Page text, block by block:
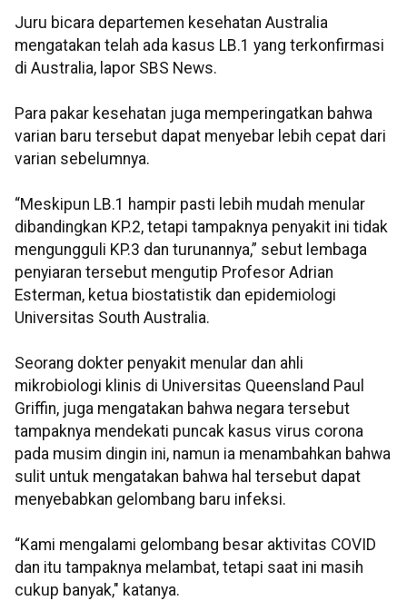
Juru bicara departemen kesehatan Australia
mengatakan telah ada kasus LB.1 yang terkonfirmasi
di Australia, lapor SBS News.
Para pakar kesehatan juga memperingatkan bahwa
varian baru tersebut dapat menyebar lebih cepat dari
varian sebelumnya.
“Meskipun LB.1 hampir pasti lebih mudah menular
dibandingkan KP.2, tetapi tampaknya penyakit ini tidak
mengungguli KP.3 dan turunannya,” sebut lembaga
penyiaran tersebut mengutip Profesor Adrian
Esterman, ketua biostatistik dan epidemiologi
Universitas South Australia.
Seorang dokter penyakit menular dan ahli
mikrobiologi klinis di Universitas Queensland Paul
Griffin, juga mengatakan bahwa negara tersebut
tampaknya mendekati puncak kasus virus corona
pada musim dingin ini, namun ia menambahkan bahwa
sulit untuk mengatakan bahwa hal tersebut dapat
menyebabkan gelombang baru infeksi.
“Kami mengalami gelombang besar aktivitas COVID
dan itu tampaknya melambat, tetapi saat ini masih
cukup banyak," katanya.